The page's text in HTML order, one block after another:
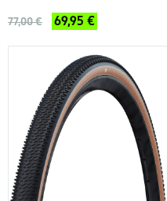
77,00 € 69,95 €